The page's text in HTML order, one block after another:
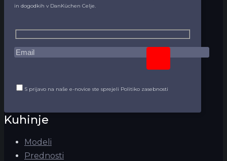
in dogodkih v DanKüchen Celje.
S prijavo na naše e-novice ste sprejeli Politiko zasebnosti
Kuhinje
Modeli
Prednosti